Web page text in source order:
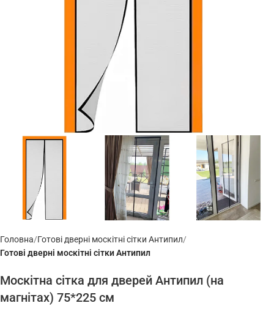
Головна Готові дверні москітні сітки Антипил
Готові дверні москітні сітки Антипил
Москітна сітка для дверей Антипил (на
магнітах) 75*225 см